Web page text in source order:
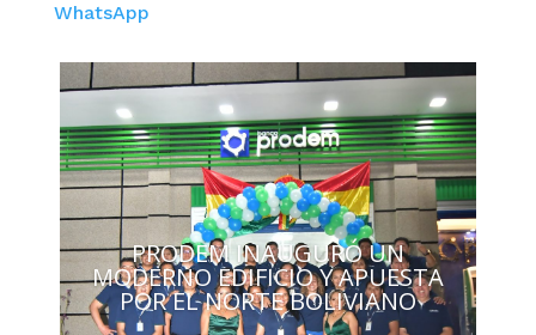
WhatsApp
PRODEM INAUGURÓ UN
MODERNO EDIFICIO Y APUESTA
POR EL NORTE BOLIVIANO